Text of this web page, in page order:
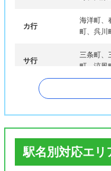
カ行
海洋町、
町、呉川
サ行
三条町、
町、涼風
大東町
町
ナ行
ハ行
浜芦屋町
駅名別対応エリ